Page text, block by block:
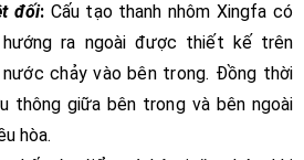
đối: Cấu tạo thanh nhôm Xingfa có
ra ngoài được thiết kế trên
nước chảy vào bên trong. Đồng thời
thông giữa bên trong và bên ngoài
hòa.